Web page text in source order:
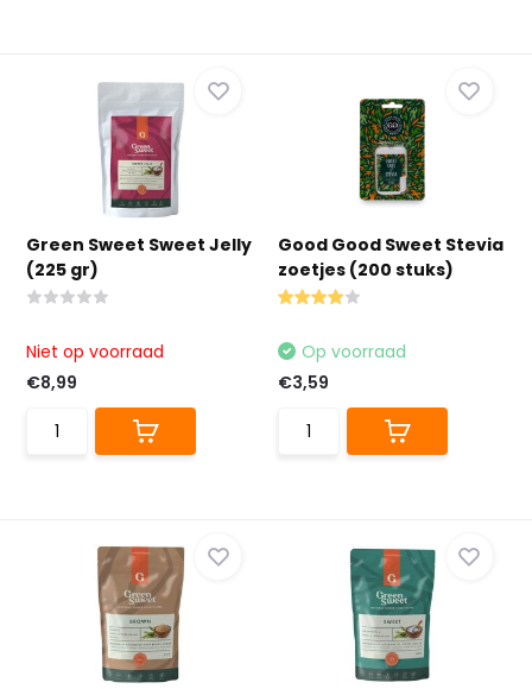
Green Sweet Sweet Jelly
(225 gr)
Niet op voorraad
€8,99
Good Good Sweet Stevia
zoetjes (200 stuks)
Op voorraad
€3,59